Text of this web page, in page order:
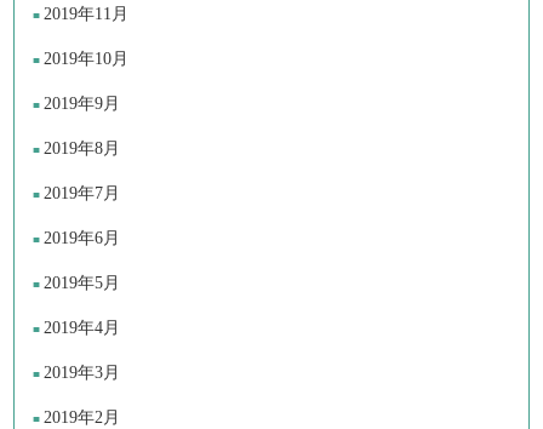
2019年11月
2019年10月
2019年9月
2019年8月
2019年7月
2019年6月
2019年5月
2019年4月
2019年3月
2019年2月